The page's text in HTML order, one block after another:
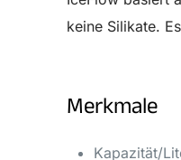
keine Silikate.
Merkmale
Kapazität/